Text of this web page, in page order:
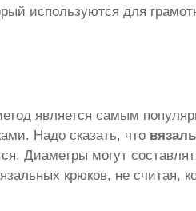
используются для
является самым
Надо сказать, что
Диаметры могут
крюков, не считая,